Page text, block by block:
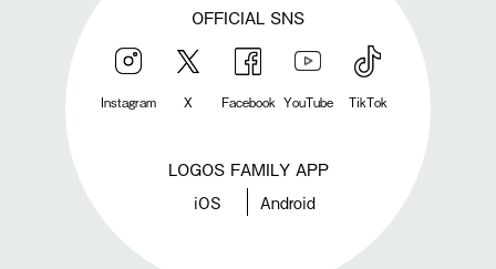
OFFICIAL SNS
Instagram X Facebook YouTube TikTok
LOGOS FAMILY APP
iOS Android